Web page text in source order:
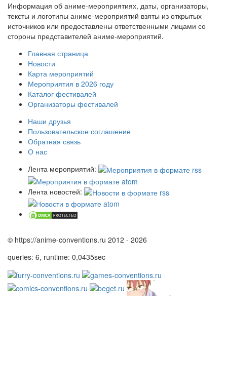
Информация об аниме-мероприятиях, даты, организаторы,
тексты и логотипы аниме-мероприятий взяты из открытых
источников или предоставлены ответственными лицами со
стороны представителей аниме-мероприятий.
Главная страница
Новости
Карта мероприятий
Мероприятия в 2026 году
Каталог фестивалей
Организаторы фестивалей
Наши друзья
Пользовательское соглашение
Обратная связь
О нас
Лента мероприятий:
Лента новостей:
© https://anime-conventions.ru 2012 - 2026
queries: 6, runtime: 0,0435sec